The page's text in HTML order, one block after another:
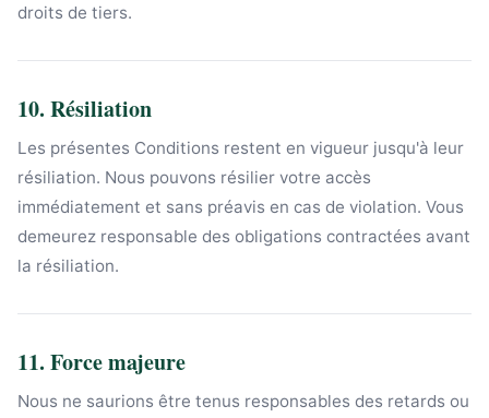
droits de tiers.
10. Résiliation
Les présentes Conditions restent en vigueur jusqu'à leur
résiliation. Nous pouvons résilier votre accès
immédiatement et sans préavis en cas de violation. Vous
demeurez responsable des obligations contractées avant
la résiliation.
11. Force majeure
Nous ne saurions être tenus responsables des retards ou